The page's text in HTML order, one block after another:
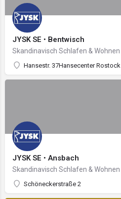
JYSK SE • Bentwisch
Skandinavisch Schlafen & Wohnen
Hansestr. 37Hansecenter Rostock
JYSK SE • Ansbach
Skandinavisch Schlafen & Wohnen
Schöneckerstraße 2